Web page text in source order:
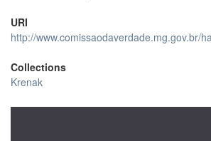
URI
http://www.comissaodaverdade.mg.gov.br/
Collections
Krenak